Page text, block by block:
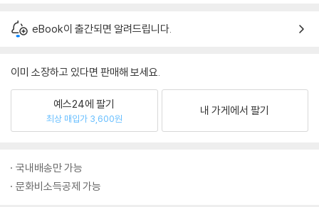
eBook이 출간되면 알려드립니다.
이미 소장하고 있다면 판매해 보세요.
예스24에 팔기
최상 매입가 3,600원
내 가게에서 팔기
국내배송만 가능
문화비소득공제 가능